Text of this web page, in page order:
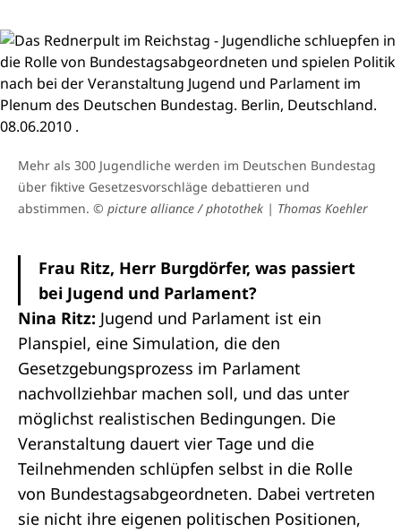
Mehr als 300 Jugendliche werden im Deutschen Bundestag
über fiktive Gesetzesvorschläge debattieren und
abstimmen. © picture alliance / photothek | Thomas Koehler
Frau Ritz, Herr Burgdörfer, was passiert
bei Jugend und Parlament?
Nina Ritz: Jugend und Parlament ist ein
Planspiel, eine Simulation, die den
Gesetzgebungsprozess im Parlament
nachvollziehbar machen soll, und das unter
möglichst realistischen Bedingungen. Die
Veranstaltung dauert vier Tage und die
Teilnehmenden schlüpfen selbst in die Rolle
von Bundestagsabgeordneten. Dabei vertreten
sie nicht ihre eigenen politischen Positionen,